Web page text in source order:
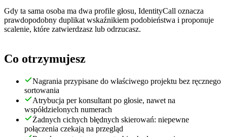
Gdy ta sama osoba ma dwa profile głosu, IdentityCall oznacza
prawdopodobny duplikat wskaźnikiem podobieństwa i proponuje
scalenie, które zatwierdzasz lub odrzucasz.
Co otrzymujesz
Nagrania przypisane do właściwego projektu bez ręcznego
sortowania
Atrybucja per konsultant po głosie, nawet na
współdzielonych numerach
Żadnych cichych błędnych skierowań: niepewne
połączenia czekają na przegląd